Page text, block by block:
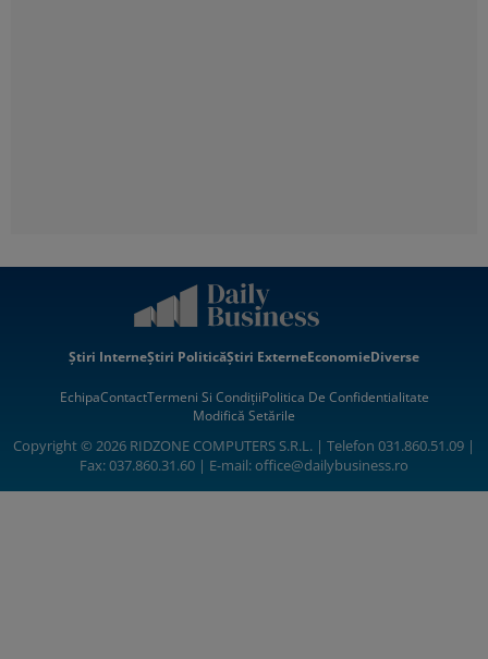
Știri InterneȘtiri PoliticăȘtiri ExterneEconomieDiverse
EchipaContactTermeni Si CondițiiPolitica De Confidentialitate
Modifică Setările
Copyright © 2026 RIDZONE COMPUTERS S.R.L. | Telefon 031.860.51.09 |
Fax: 037.860.31.60 | E-mail:office@dailybusiness.ro